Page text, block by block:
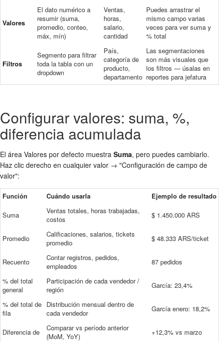
Valores
El dato numérico a
resumir (suma,
promedio, conteo,
máx, mín)
Ventas,
horas,
salario,
cantidad
Puedes arrastrar el
mismo campo varias
veces para ver suma y
% total
Filtros
Segmento para filtrar
toda la tabla con un
dropdown
País,
categoría de
producto,
departamento
Las segmentaciones
son más visuales que
los filtros — úsalas en
reportes para jefatura
Configurar valores: suma, %,
diferencia acumulada
El área Valores por defecto muestra Suma, pero puedes cambiarlo.
Haz clic derecho en cualquier valor → "Configuración de campo de
valor":
Función Cuándo usarla Ejemplo de resultado
Suma
Ventas totales, horas trabajadas,
costos
$ 1.450.000 ARS
Promedio
Calificaciones, salarios, tickets
promedio
$ 48.333 ARS/ticket
Recuento
Contar registros, pedidos,
empleados
87 pedidos
% del total
general
Participación de cada vendedor /
región
García: 23,4%
% del total de
fila
Distribución mensual dentro de
cada vendedor
García enero: 18,2%
Diferencia de
Comparar vs período anterior
(MoM, YoY)
+12,3% vs marzo